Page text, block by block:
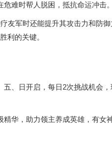
难时帮人脱困，抵抗命运冲击。
友军时还能提升其攻击力和
利的关键。
五、日开启，每日2次挑战机
华，助力领主养成英雄，有女